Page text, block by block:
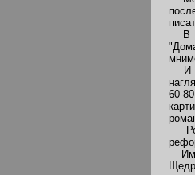
В
И
60-